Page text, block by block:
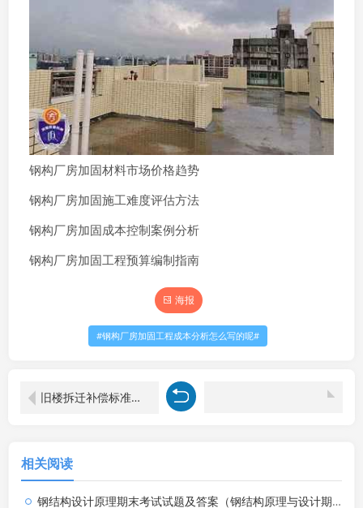
钢构厂房加固材料市场价格趋势
钢构厂房加固施工难度评估方法
钢构厂房加固成本控制案例分析
钢构厂房加固工程预算编制指南
海报
钢构厂房加固工程成本分析怎么写的呢
旧楼拆迁补偿标准文件下载（关于拆迁补偿标准的疑问）
相关阅读
钢结构设计原理期末考试试题及答案（钢结构原理与设计期末考试题）